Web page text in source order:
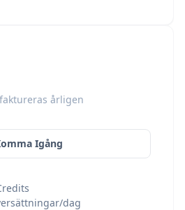
årligen
Igång
dag